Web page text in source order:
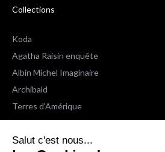
Salut c'est nous...
Collections
Koda
Agatha Raisin enquête
Albin Michel Imaginaire
Archibald
Terres d'Amérique
Espaces Libres Poche
NOX